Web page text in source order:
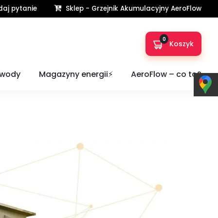
pytanie Sklep - Grzejnik Akumulacyjny AeroFlow
0 Koszyk
Magazyny energii⚡️ AeroFlow – co to?